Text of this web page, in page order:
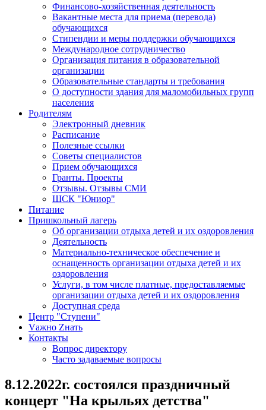
Финансово-хозяйственная деятельность
Вакантные места для приема (перевода)
обучающихся
Стипендии и меры поддержки обучающихся
Международное сотрудничество
Организация питания в образовательной
организации
Образовательные стандарты и требования
О доступности здания для маломобильных групп
населения
Родителям
Электронный дневник
Расписание
Полезные ссылки
Советы специалистов
Прием обучающихся
Гранты. Проекты
Отзывы. Отзывы СМИ
ШСК "Юниор"
Питание
Пришкольный лагерь
Об организации отдыха детей и их оздоровления
Деятельность
Материально-техническое обеспечение и
оснащенность организации отдыха детей и их
оздоровления
Услуги, в том числе платные, предоставляемые
организации отдыха детей и их оздоровления
Доступная среда
Центр "Ступени"
Vажно Zнать
Контакты
Вопрос директору
Часто задаваемые вопросы
8.12.2022г. состоялся праздничный
концерт "На крыльях детства"